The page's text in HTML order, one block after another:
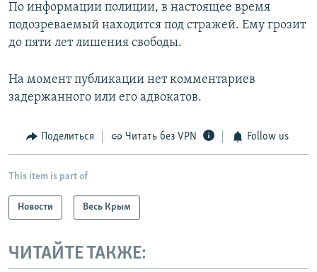
По информации полиции, в настоящее время
подозреваемый находится под стражей. Ему грозит
до пяти лет лишения свободы.
На момент публикации нет комментариев
задержанного или его адвокатов.
Поделиться Читать без VPN Follow us
This item is part of
Новости Весь Крым
ЧИТАЙТЕ ТАКЖЕ: